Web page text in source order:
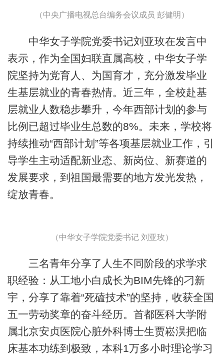
（中央广播电视总台编务会议成员 彭健明）
中华女子学院党委书记刘亚玫在发言中
表示，作为全国妇联直属高校，中华女子学
院坚持为党育人、为国育才，充分激发毕业
生基层就业的青春热情。近三年，全校赴基
层就业人数稳步攀升，今年西部计划的参与
比例已超过毕业生总数的8%。未来，学校将
持续推动“西部计划”等各项基层就业工作，引
导学生主动适配新业态、新岗位、新赛道的
发展要求，到祖国最需要的地方发光发热，
绽放青春。
（中华女子学院党委书记 刘亚玫）
三名青年分享了人生不同阶段的求学求
职经验：从工地小白成长为BIM先锋的刁新
宇，分享了靠着“死磕技术”的坚持，收获全国
五一劳动奖章的奋斗经历。首都医科大学附
属北京安贞医院心脏外科博士生贾崧淏把临
床基本功练到极致，本科1万多小时理论学习